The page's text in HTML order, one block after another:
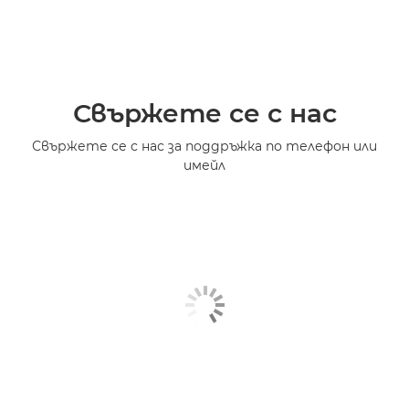
Свържете се с нас
Свържете се с нас за поддръжка по телефон или
имейл